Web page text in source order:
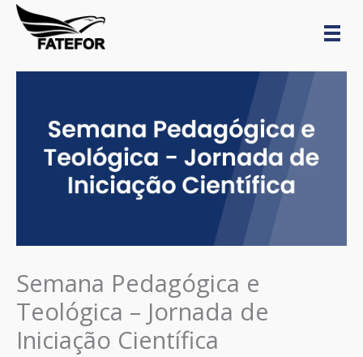
conteúdo
para
conteúdo
Semana Pedagógica e
Teológica – Jornada de
Iniciação Científica